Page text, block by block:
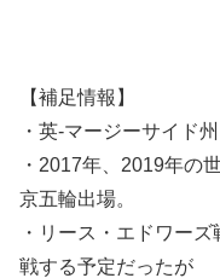
【補足情報】
・英-マージーサイド
・2017年、2019年の
京五輪出場。
・リース・エドワー
戦する予定だったが